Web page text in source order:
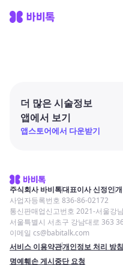
더 많은 시술정보
앱에서 보기
앱스토어에서 다운받기
주식회사 바비톡대표이사 신정인
사업자등록번호 836-86-02172
통신판매업신고번호 2021-서울강
서울특별시 서초구 강남대로 363
이메일 cs@babitalk.com
서비스 이용약관개인정보 처리 방침
명예훼손 게시중단 요청